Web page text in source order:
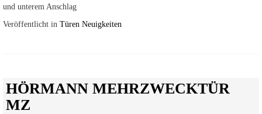
und unterem Anschlag
Veröffentlicht in Türen Neuigkeiten
HÖRMANN MEHRZWECKTÜR
MZ